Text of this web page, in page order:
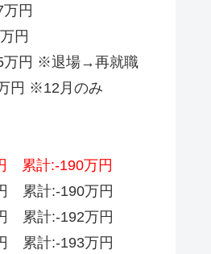
円
円
万円 ※退場→再就職
円 ※12月のみ
累計:-190万円
累計:-190万円
累計:-192万円
累計:-193万円